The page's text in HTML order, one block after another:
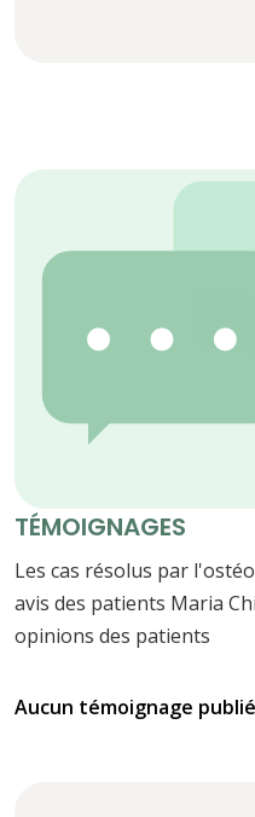
TÉMOIGNAGES
Les cas résolus par
avis des patients Maria
opinions des patients
Aucun témoignage publié